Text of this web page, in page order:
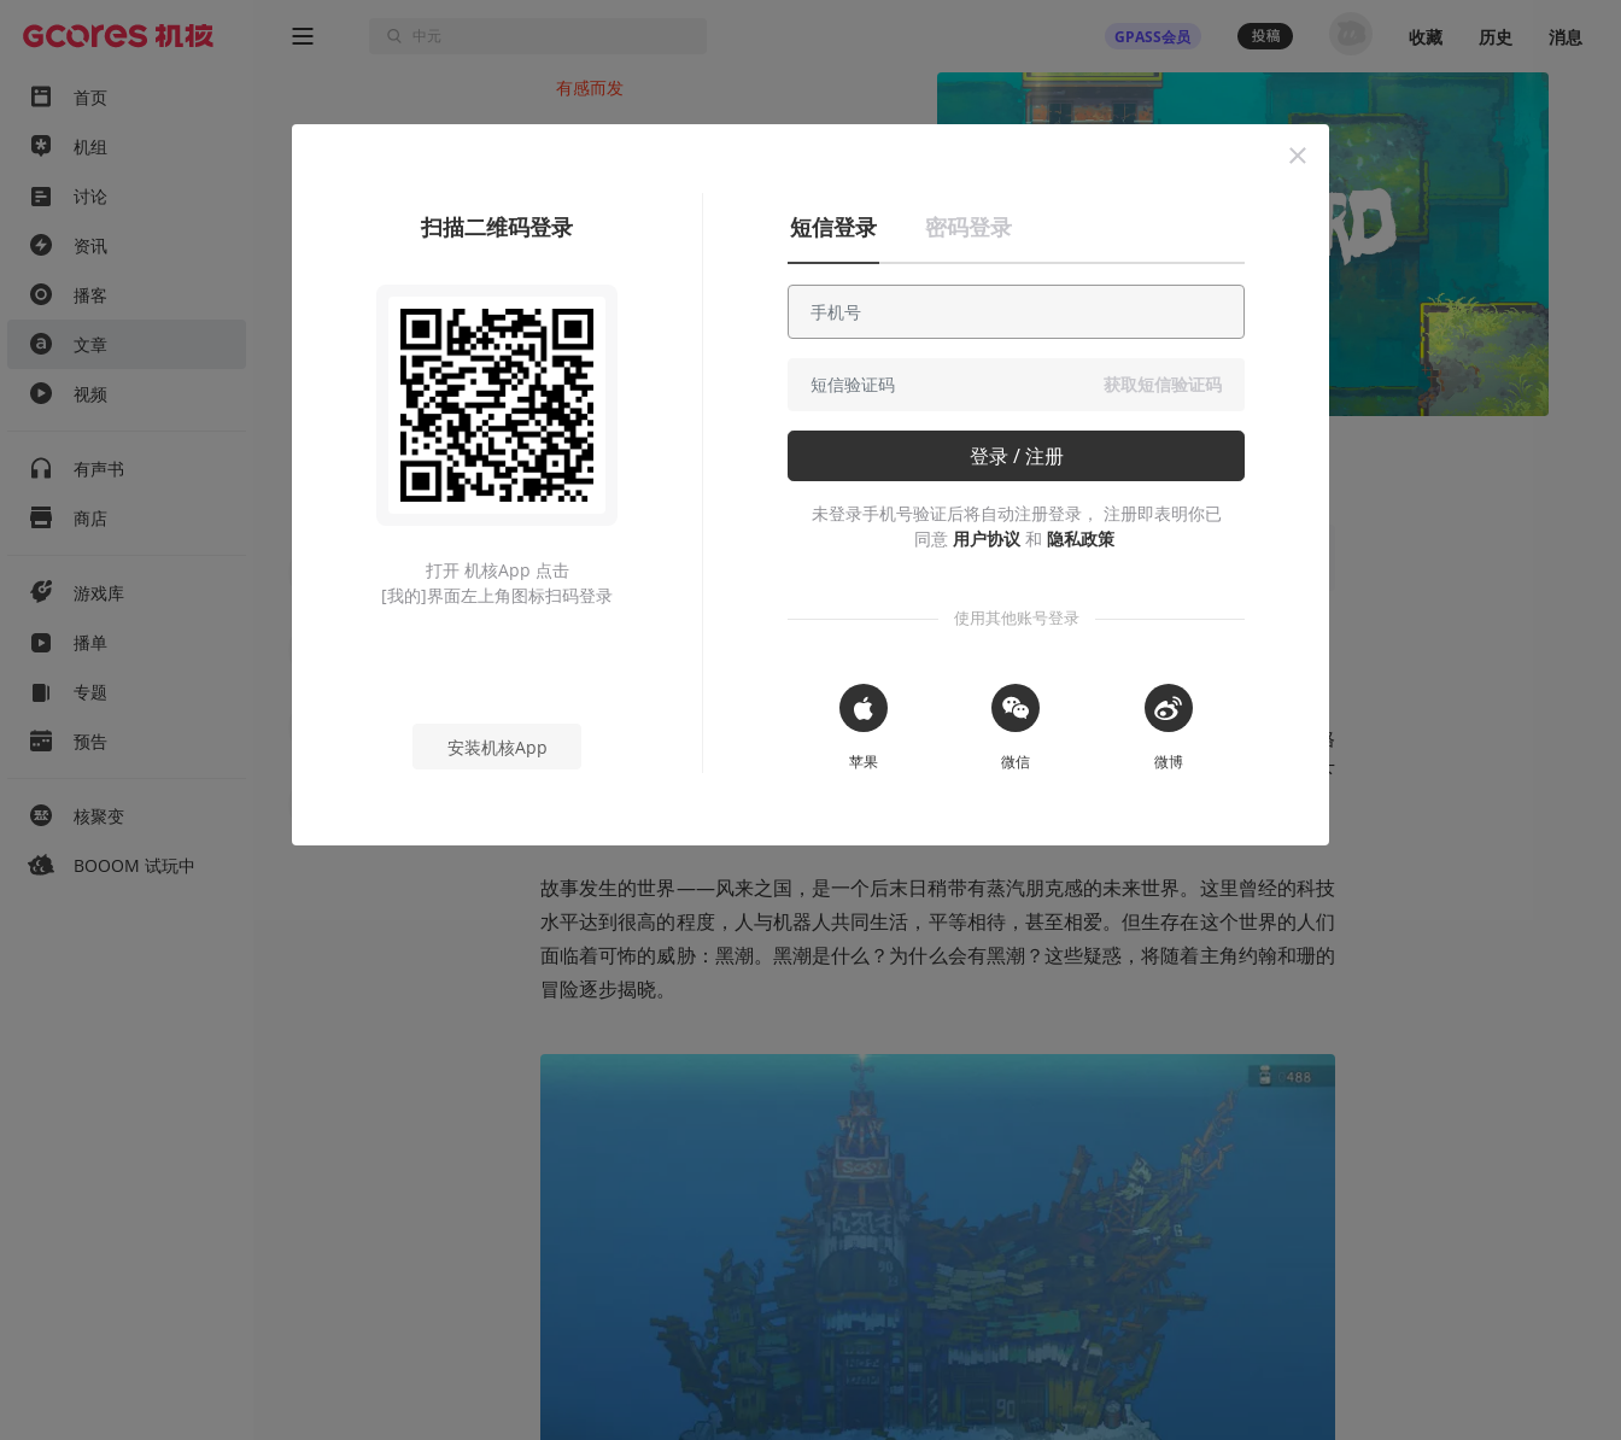
首页
机组
讨论
资讯
播客
文章
视频
有声书
商店
游戏库
播单
专题
预告
核聚变
BOOOM 试玩中
GPASS会员 收藏 历史 消息
有感而发
次与童心相随的冒
险
生活在「未来」的人们没有“明天”。
本文系用户投稿，不代表机核网观点
发售于上月 16 日的《风来之国》是由位于上海的独立游戏工作室皮克皮开发的一款像素风格
冒险游戏。作为近期的热门，想必大家应该对这款游戏有所了解。我先尽量在不剧透的情况下
故事发生的世界——风来之国，是一个后末日稍带有蒸汽朋克感的未来世界。这里曾经的科技
水平达到很高的程度，人与机器人共同生活，平等相待，甚至相爱。但生存在这个世界的人们
面临着可怖的威胁：黑潮。黑潮是什么？为什么会有黑潮？这些疑惑，将随着主角约翰和珊的
冒险逐步揭晓。
扫描二维码登录
打开 机核App 点击
[我的]界面左上角图标扫码登录
安装机核App
短信登录 密码登录
获取短信验证码
登录 / 注册
未登录手机号验证后将自动注册登录， 注册即表明你已
同意 用户协议 和 隐私政策
使用其他账号登录
 Sign in with Apple
苹果 微信 微博